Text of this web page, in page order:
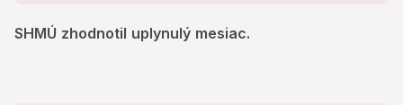
SHMÚ zhodnotil uplynulý mesiac.